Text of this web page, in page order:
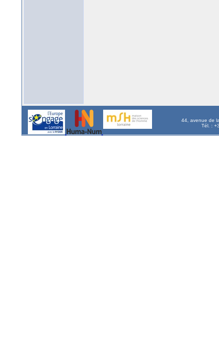
44, avenue de
Tél. :